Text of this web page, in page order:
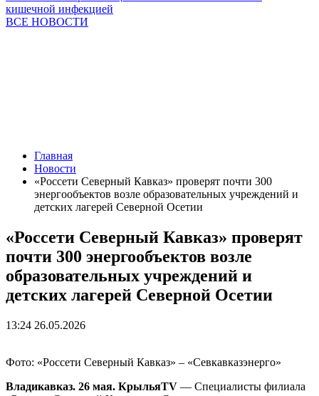
кишечной инфекцией
ВСЕ НОВОСТИ
Главная
Новости
«Россети Северный Кавказ» проверят почти 300
энергообъектов возле образовательных учреждений и
детских лагерей Северной Осетии
«Россети Северный Кавказ» проверят
почти 300 энергообъектов возле
образовательных учреждений и
детских лагерей Северной Осетии
13:24 26.05.2026
Фото: «Россети Северный Кавказ» – «Севкавказэнерго»
Владикавказ. 26 мая. КрыльяTV — Специалисты филиала